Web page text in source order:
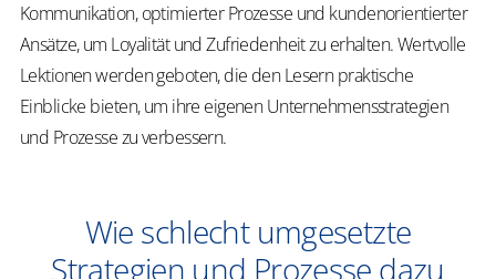
Kommunikation, optimierter Prozesse und kundenorientierter
Ansätze, um Loyalität und Zufriedenheit zu erhalten. Wertvolle
Lektionen werden geboten, die den Lesern praktische
Einblicke bieten, um ihre eigenen Unternehmensstrategien
und Prozesse zu verbessern.
Wie schlecht umgesetzte
Strategien und Prozesse dazu